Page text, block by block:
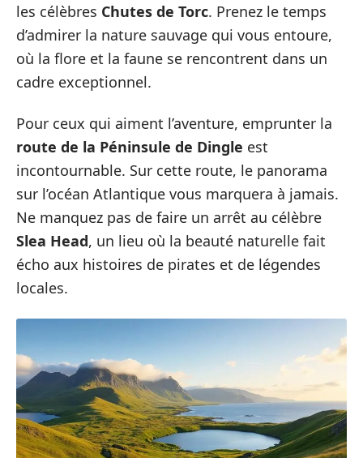
les célèbres Chutes de Torc. Prenez le temps
d’admirer la nature sauvage qui vous entoure,
où la flore et la faune se rencontrent dans un
cadre exceptionnel.
Pour ceux qui aiment l’aventure, emprunter la
route de la Péninsule de Dingle est
incontournable. Sur cette route, le panorama
sur l’océan Atlantique vous marquera à jamais.
Ne manquez pas de faire un arrêt au célèbre
Slea Head, un lieu où la beauté naturelle fait
écho aux histoires de pirates et de légendes
locales.